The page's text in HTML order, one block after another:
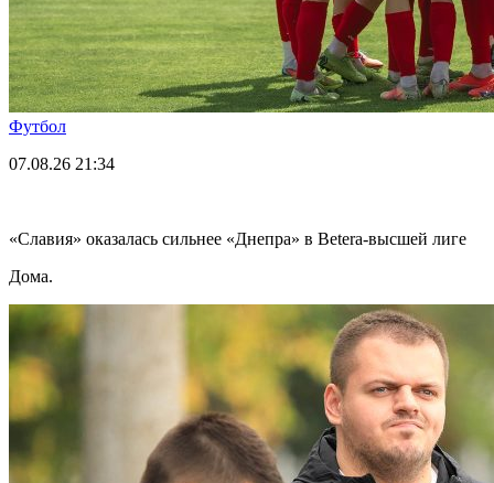
Футбол
07.08.26 21:34
«Славия» оказалась сильнее «Днепра» в Betera-высшей лиге
Дома.